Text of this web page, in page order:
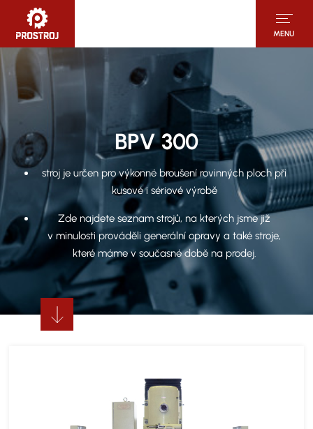
MENU
BPV 300
stroj je určen pro výkonné broušení rovinných ploch při
kusové i sériové výrobě
Zde najdete seznam strojů, na kterých jsme již
v minulosti prováděli generální opravy a také stroje,
které máme v současné době na prodej.